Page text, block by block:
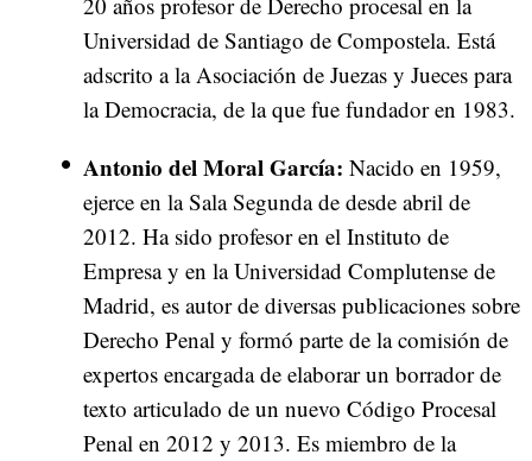
Universidad de Santiago de Compostela. Está
adscrito a la Asociación de Juezas y Jueces para
la Democracia, de la que fue fundador en 1983.
Antonio del Moral García: Nacido en 1959,
ejerce en la Sala Segunda de desde abril de
2012. Ha sido profesor en el Instituto de
Empresa y en la Universidad Complutense de
Madrid, es autor de diversas publicaciones sobre
Derecho Penal y formó parte de la comisión de
expertos encargada de elaborar un borrador de
texto articulado de un nuevo Código Procesal
Penal en 2012 y 2013. Es miembro de la